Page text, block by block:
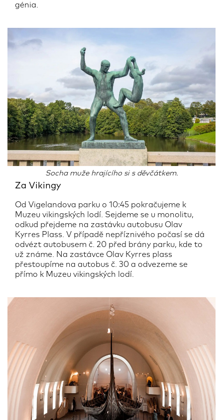
génia.
Socha muže hrajícího si s děvčátkem.
Za Vikingy
Od Vigelandova parku o 10:45 pokračujeme k
Muzeu vikingských lodí. Sejdeme se u monolitu,
odkud přejdeme na zastávku autobusu Olav
Kyrres Plass. V případě nepříznivého počasí se dá
odvézt autobusem č. 20 před brány parku, kde to
už známe. Na zastávce Olav Kyrres plass
přestoupíme na autobus č. 30 a odvezeme se
přímo k Muzeu vikingských lodí.